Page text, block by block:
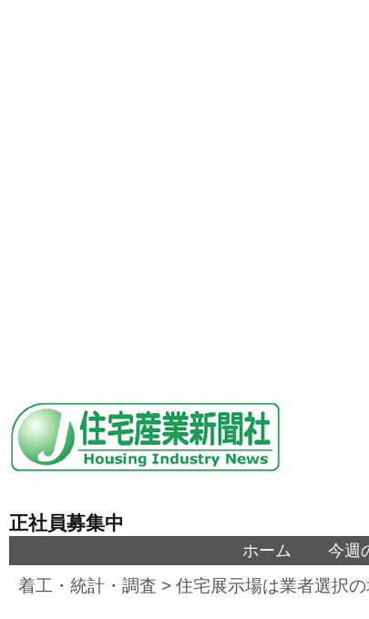
正社員募集中
ホーム 今週
着工・統計・調査 > 住宅展示場は業者選択